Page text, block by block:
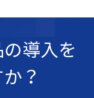
導入を
？